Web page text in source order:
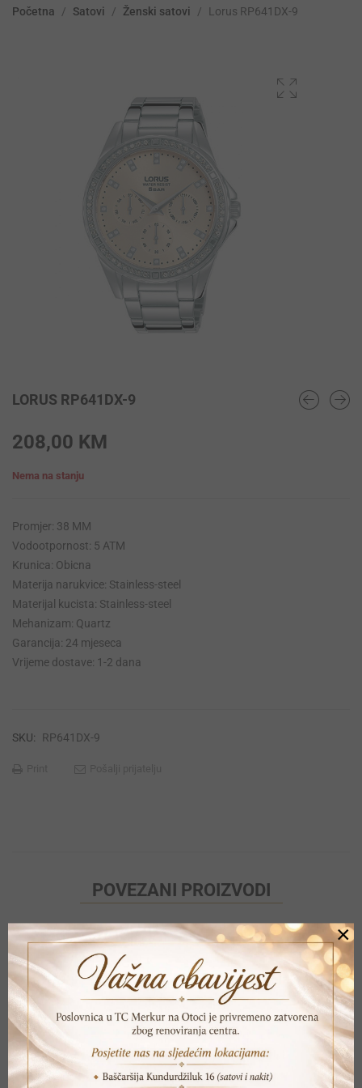
Početna / Satovi / Ženski satovi / Lorus RP641DX-9
LORUS RP641DX-9
208,00 KM
Nema na stanju
Promjer: 38 MM
Vodootpornost: 5 ATM
Krunica: Obicna
Materija narukvice: Stainless-steel
Materijal kucista: Stainless-steel
Mehanizam: Quartz
Garancija: 24 mjeseca
Vrijeme dostave: 1-2 dana
SKU: RP641DX-9
POVEZANI PROIZVODI
×